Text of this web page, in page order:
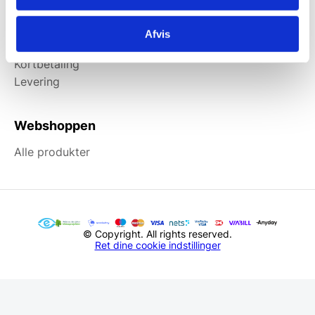
Afvis
Information
Kortbetaling
Levering
Webshoppen
Alle produkter
© Copyright. All rights reserved.
Ret dine cookie indstillinger